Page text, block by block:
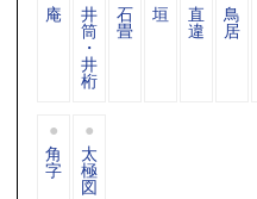
庵 井
筒
・
井
桁
石
畳
垣 直
違
鳥
居
角
字
太
極
図